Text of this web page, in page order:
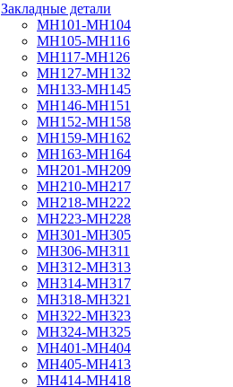
Закладные детали
МН101-МН104
МН105-МН116
МН117-МН126
МН127-МН132
МН133-МН145
МН146-МН151
МН152-МН158
МН159-МН162
МН163-МН164
МН201-МН209
МН210-МН217
МН218-МН222
МН223-МН228
МН301-МН305
МН306-МН311
МН312-МН313
МН314-МН317
МН318-МН321
МН322-МН323
МН324-МН325
МН401-МН404
МН405-МН413
МН414-МН418